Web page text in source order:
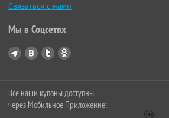
Связаться с нами
Мы в Соцсетях
Все наши купоны доступны
через Мобильное Приложение: